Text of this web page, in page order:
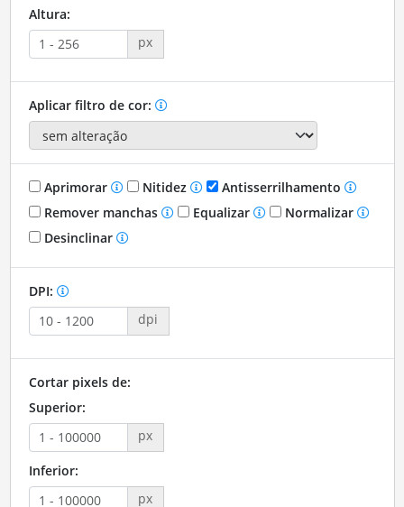
Altura:
px
Aplicar filtro de cor:
Aprimorar Nitidez
Antisserrilhamento
Remover manchas
Equalizar
Normalizar
Desinclinar
DPI:
dpi
Cortar pixels de:
Superior:
px
Inferior:
px